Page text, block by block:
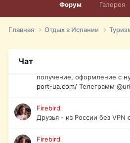
Форум Галерея
Главная Отдых в Испании
Чат
David16
Подскажите пожалуйста,
Юрист юа
получение, оформление с
port-ua.com/ Телеграмм
Firebird
Друзья - из России без VPN
Firebird